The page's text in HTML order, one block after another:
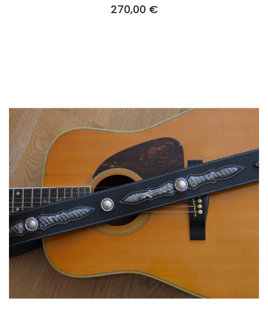
270,00 €